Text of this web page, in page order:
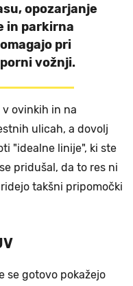
opozarjanje
in parkirna
pri
vožnji.
ovinkih in na
ulicah, a dovolj
"idealne linije", ki ste
pridušal, da to res ni
takšni pripomočki
se gotovo pokažejo